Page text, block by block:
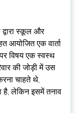
स्कूल और
आयोजित एक वार्ता
विषय एक स्वस्थ
की जोड़ी में उस
चाहते थे,
है, लेकिन इसमें तनाव